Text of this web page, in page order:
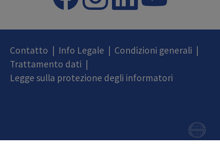
Contatto Info Legale Condizioni generali
Trattamento dati
Legge sulla protezione degli informatori